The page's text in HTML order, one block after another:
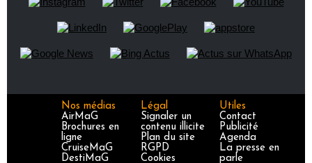
Nos médias
AirMaG
Brochures en
ligne
CruiseMaG
DestiMaG
Légal
Signaler un
contenu illicite
Plan du site
RGPD
Cookies
Utiles
Contact
Publicité
Agenda
La presse en
parle